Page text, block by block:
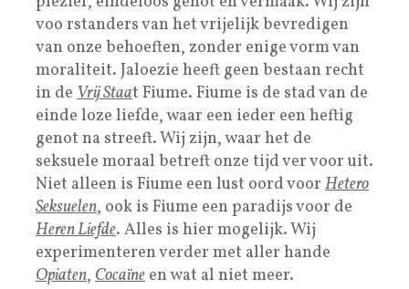
voo rstanders van het vrijelijk bevredigen
van onze behoeften, zonder enige vorm van
moraliteit. Jaloezie heeft geen bestaan recht
in de Vrij Staat Fiume. Fiume is de stad van de
einde loze liefde, waar een ieder een heftig
genot na streeft. Wij zijn, waar het de
seksuele moraal betreft onze tijd ver voor uit.
Niet alleen is Fiume een lust oord voor Hetero
Seksuelen, ook is Fiume een paradijs voor de
Heren Liefde. Alles is hier mogelijk. Wij
experimenteren verder met aller hande
Opiaten, Cocaïne en wat al niet meer.